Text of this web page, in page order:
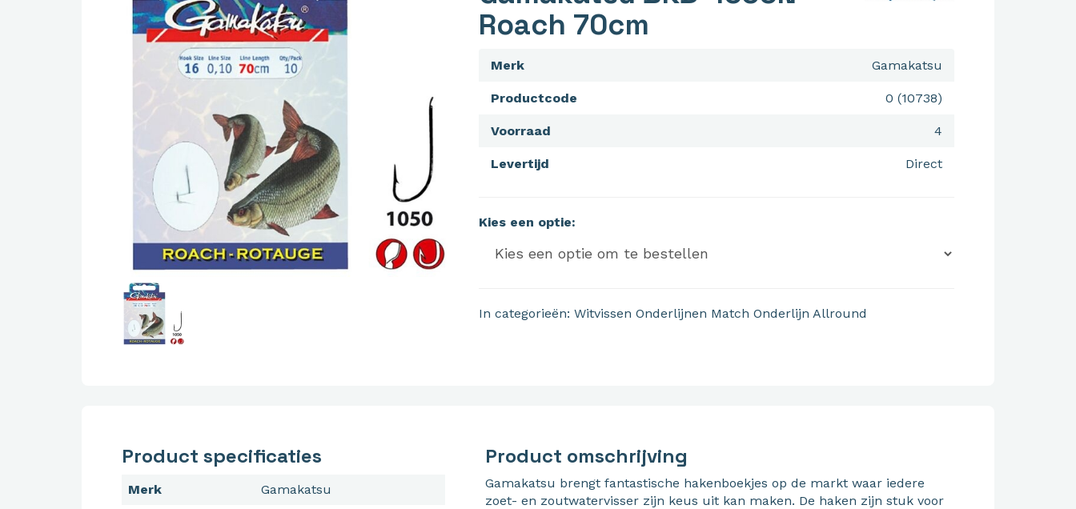
Roach 70cm
Gamakatsu
Merk
0 (10738)
Productcode
4
Voorraad
Direct
Levertijd
Kies een optie:
In categorieën: Witvissen Onderlijnen Match Onderlijn Allround
Product specificaties
Merk
Gamakatsu
Product omschrijving
Gamakatsu brengt fantastische hakenboekjes op de markt waar iedere
zoet- en zoutwatervisser zijn keus uit kan maken. De haken zijn stuk voor